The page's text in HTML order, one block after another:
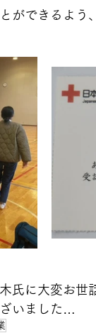
ができるよう
氏に大変お世
いました…